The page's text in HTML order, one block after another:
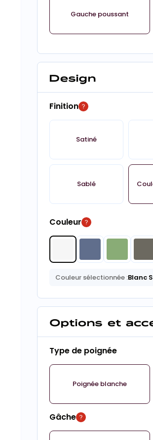
Gauche poussant
Design
Finition
Satiné
Sablé
Couleur
Couleur sélectionnée :Blanc
Options et
Type de poignée
Poignée blanche
Gâche